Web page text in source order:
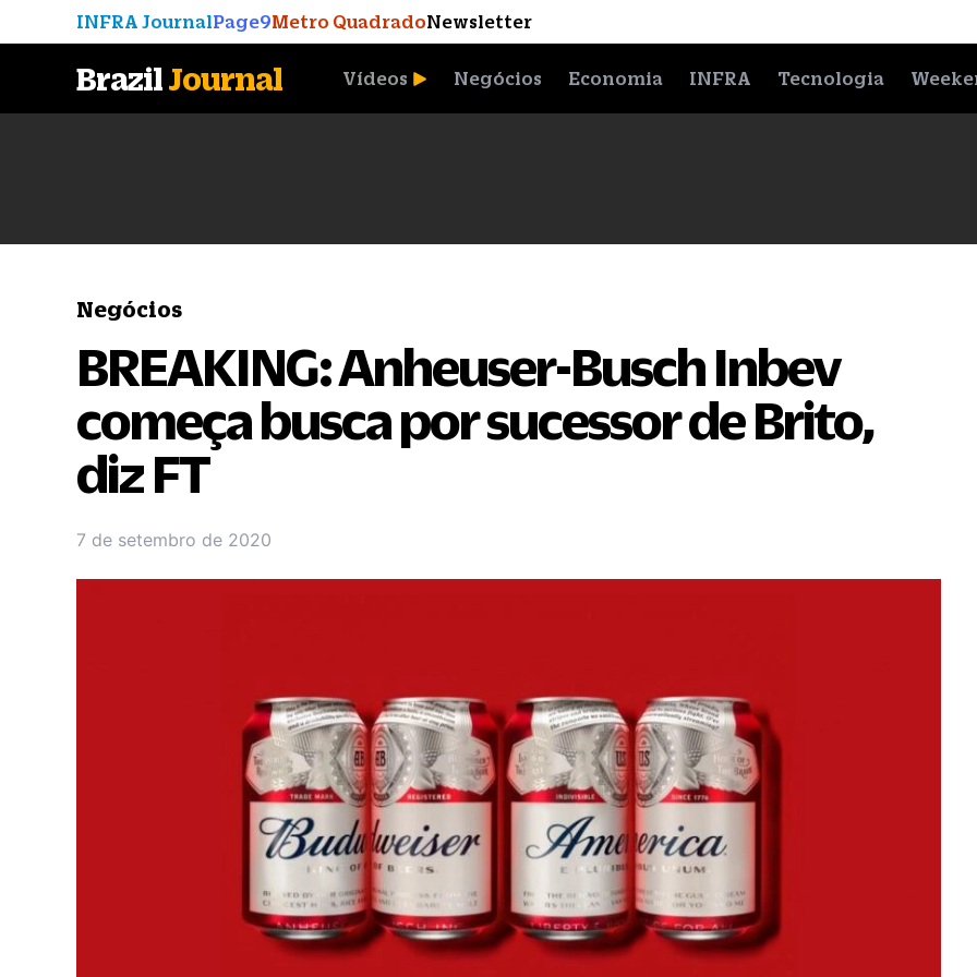
INFRA JournalPage9Metro QuadradoNewsletter
BrazilJournal Vídeos Negócios Economia INFRA Tecnologia
Negócios
BREAKING: Anheuser-Busch Inbev
começa busca por sucessor de Brito,
diz FT
7 de setembro de 2020